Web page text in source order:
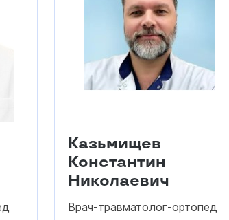
Казьмищев
Константин
Николаевич
Врач-травматолог-ортопед